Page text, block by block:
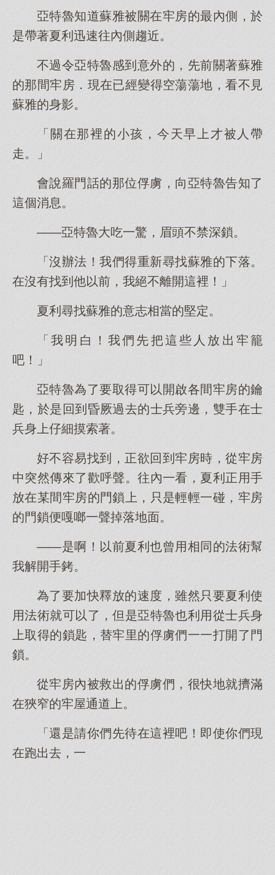
亞特魯知道蘇雅被關在牢房的最內側，於
是帶著夏利迅速往內側趨近。
不過令亞特魯感到意外的，先前關著蘇雅
的那間牢房．現在已經變得空蕩蕩地，看不見
蘇雅的身影。
「關在那裡的小孩，今天早上才被人帶
走。」
會說羅門話的那位俘虜，向亞特魯告知了
這個消息。
——亞特魯大吃一驚，眉頭不禁深鎖。
「沒辦法！我們得重新尋找蘇雅的下落。
在沒有找到他以前，我絕不離開這裡！」
夏利尋找蘇雅的意志相當的堅定。
「我明白！我們先把這些人放出牢籠
吧！」
亞特魯為了要取得可以開啟各間牢房的鑰
匙，於是回到昏厥過去的士兵旁邊，雙手在士
兵身上仔細摸索著。
好不容易找到，正欲回到牢房時，從牢房
中突然傳來了歡呼聲。往內一看，夏利正用手
放在某間牢房的門鎖上，只是輕輕一碰，牢房
的門鎖便嘎啷一聲掉落地面。
——是啊！以前夏利也曾用相同的法術幫
我解開手銬。
為了要加快釋放的速度，雖然只要夏利使
用法術就可以了，但是亞特魯也利用從士兵身
上取得的鎖匙，替牢里的俘虜們一一打開了門
鎖。
從牢房內被救出的俘虜們，很快地就擠滿
在狹窄的牢屋通道上。
「還是請你們先待在這裡吧！即使你們現
在跑出去，一